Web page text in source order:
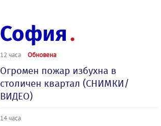
София
12 часа Обновена
Огромен пожар избухна в
столичен квартал (СНИМКИ/
ВИДЕО)
14 часа